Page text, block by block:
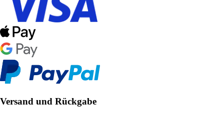
Versand und Rückgabe